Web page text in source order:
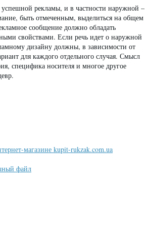
рекламы, и в частности наружной –
быть отмеченным, выделиться на общем
сообщение должно обладать
свойствами. Если речь идет о наружной
дизайну должны, в зависимости от
для каждого отдельного случая. Смысл
специфика носителя и многое другое
магазине kupit-rukzak.com.ua
файл